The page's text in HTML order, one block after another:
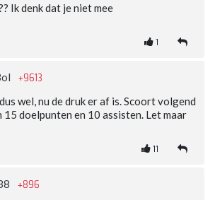
Ik denk dat je niet mee
1
+9613
wel, nu de druk er af is. Scoort volgend
15 doelpunten en 10 assisten. Let maar
11
+896